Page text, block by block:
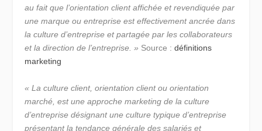
au fait que l’orientation client affichée et revendiquée par
une marque ou entreprise est effectivement ancrée dans
la culture d’entreprise et partagée par les collaborateurs
et la direction de l’entreprise. » Source :définitions
marketing
« La culture client, orientation client ou orientation
marché, est une approche marketing de la culture
d’entreprise désignant une culture typique d’entreprise
présentant la tendance générale des salariés et